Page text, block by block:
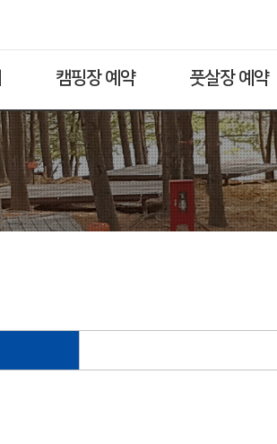
캠핑장 예약 풋살장 예약